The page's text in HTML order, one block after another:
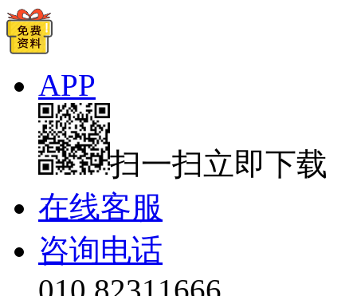
APP
扫一扫立即下载
在线客服
咨询电话